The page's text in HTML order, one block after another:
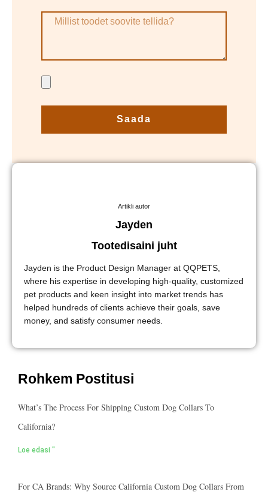
Saada
Artikli autor
Jayden
Tootedisaini juht
Jayden is the Product Design Manager at QQPETS,
where his expertise in developing high-quality, customized
pet products and keen insight into market trends has
helped hundreds of clients achieve their goals, save
money, and satisfy consumer needs.
Rohkem Postitusi
What’s The Process For Shipping Custom Dog Collars To
California?
Loe edasi "
For CA Brands: Why Source California Custom Dog Collars From